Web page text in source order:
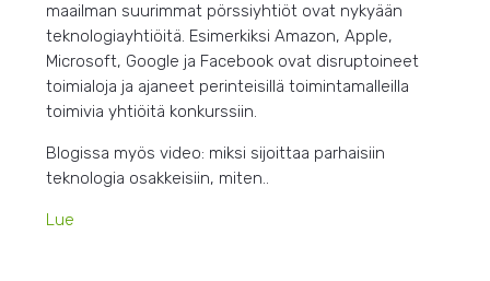
maailman suurimmat pörssiyhtiöt ovat nykyään
teknologiayhtiöitä. Esimerkiksi Amazon, Apple,
Microsoft, Google ja Facebook ovat disruptoineet
toimialoja ja ajaneet perinteisillä toimintamalleilla
toimivia yhtiöitä konkurssiin.
Blogissa myös video: miksi sijoittaa parhaisiin
teknologia osakkeisiin, miten..
Lue